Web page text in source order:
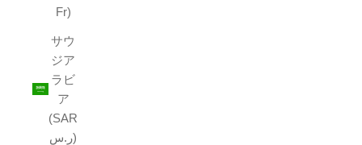
Fr)
サウ
ジア
ラビ
ア
(SAR
ر.س)